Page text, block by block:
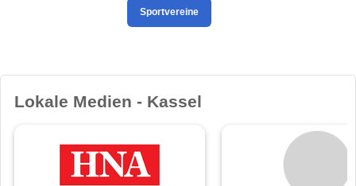
Sportvereine
Lokale Medien - Kassel